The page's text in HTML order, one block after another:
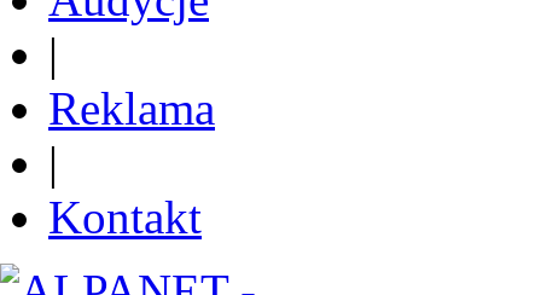
|
Reklama
|
Kontakt